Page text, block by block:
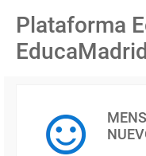
Plataforma
EducaMadrid